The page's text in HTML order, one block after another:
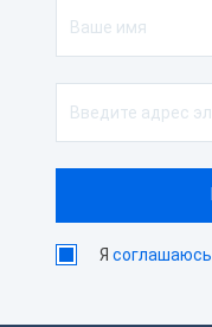
Ясоглашаюсь